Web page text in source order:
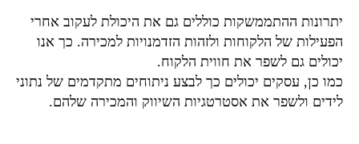
יתרונות ההתממשקות כוללים גם את היכולת לעקוב אחרי
הפעילות של הלקוחות ולזהות הזדמנויות למכירה. כך אנו
יכולים גם לשפר את חווית הלקוח.
כמו כן, עסקים יכולים כך לבצע ניתוחים מתקדמים של נתוני
לידים ולשפר את אסטרטגיות השיווק והמכירה שלהם.